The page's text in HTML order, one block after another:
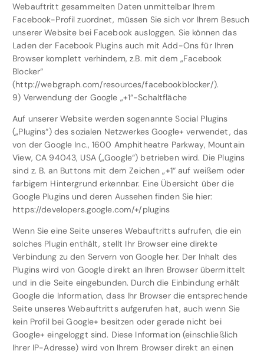
Webauftritt gesammelten Daten unmittelbar Ihrem
Facebook-Profil zuordnet, müssen Sie sich vor Ihrem Besuch
unserer Website bei Facebook ausloggen. Sie können das
Laden der Facebook Plugins auch mit Add-Ons für Ihren
Browser komplett verhindern, z.B. mit dem „Facebook
Blocker“
(http://webgraph.com/resources/facebookblocker/).
9) Verwendung der Google „+1“-Schaltfläche
Auf unserer Website werden sogenannte Social Plugins
(„Plugins“) des sozialen Netzwerkes Google+ verwendet, das
von der Google Inc., 1600 Amphitheatre Parkway, Mountain
View, CA 94043, USA („Google“) betrieben wird. Die Plugins
sind z. B. an Buttons mit dem Zeichen „+1“ auf weißem oder
farbigem Hintergrund erkennbar. Eine Übersicht über die
Google Plugins und deren Aussehen finden Sie hier:
https://developers.google.com/+/plugins
Wenn Sie eine Seite unseres Webauftritts aufrufen, die ein
solches Plugin enthält, stellt Ihr Browser eine direkte
Verbindung zu den Servern von Google her. Der Inhalt des
Plugins wird von Google direkt an Ihren Browser übermittelt
und in die Seite eingebunden. Durch die Einbindung erhält
Google die Information, dass Ihr Browser die entsprechende
Seite unseres Webauftritts aufgerufen hat, auch wenn Sie
kein Profil bei Google+ besitzen oder gerade nicht bei
Google+ eingeloggt sind. Diese Information (einschließlich
Ihrer IP-Adresse) wird von Ihrem Browser direkt an einen